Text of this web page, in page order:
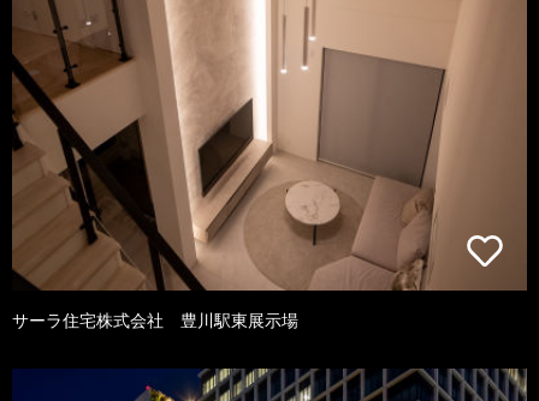
サーラ住宅株式会社 豊川駅東展示場